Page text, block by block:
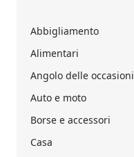
Abbigliamento
Alimentari
Angolo delle occasioni
Auto e moto
Borse e accessori
Casa